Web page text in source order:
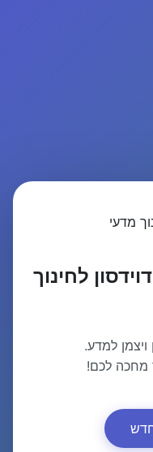
לחינוך
ויצמן למדע.
מחכה לכם!